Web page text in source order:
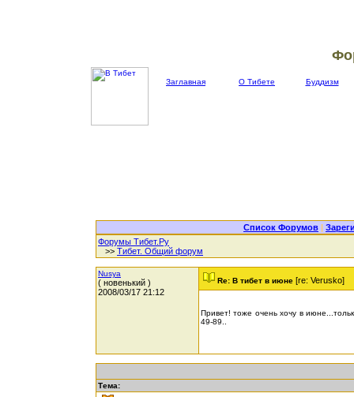
Заглавная О Тибете Буддизм
Список Форумов |
Форумы Тибет.Ру
>> Тибет. Общий форум
Nusya
( новенький )
2008/03/17 21:12
Re: В тибет в июне [re: Verusko]
Привет! тоже очень хочу в
49-89..
Тема: